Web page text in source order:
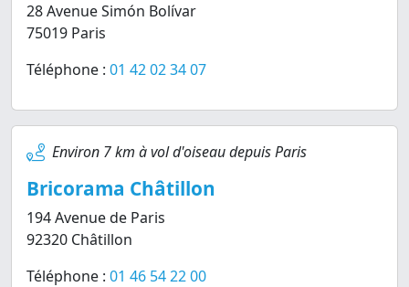
28 Avenue Simón Bolívar
75019 Paris
Téléphone : 01 42 02 34 07
Environ 7 km à vol d'oiseau depuis Paris
Bricorama Châtillon
194 Avenue de Paris
92320 Châtillon
Téléphone : 01 46 54 22 00